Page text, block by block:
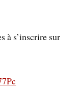
à s’inscrire sur